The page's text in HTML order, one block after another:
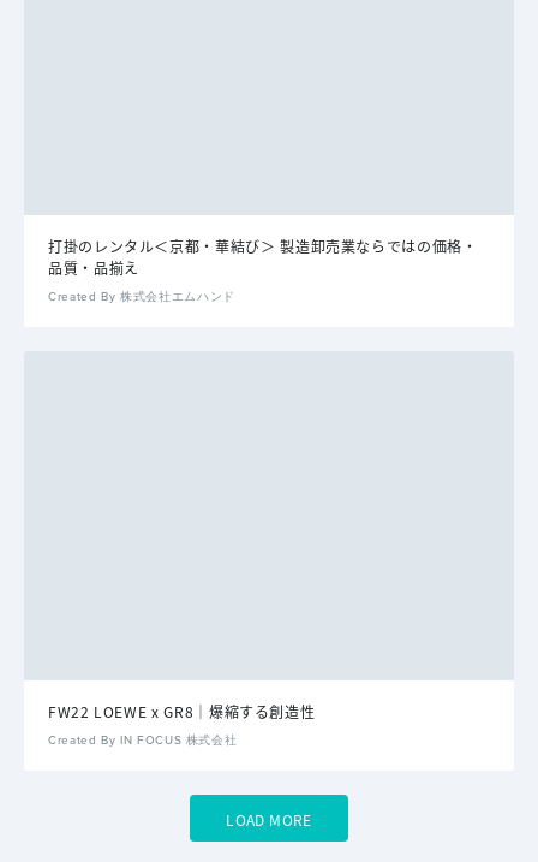
打掛のレンタル＜京都・華結び＞ 製造卸売業ならではの価格・
品質・品揃え
Created By 株式会社エムハンド
FW22 LOEWE x GR8｜爆縮する創造性
Created By IN FOCUS 株式会社
LOAD MORE